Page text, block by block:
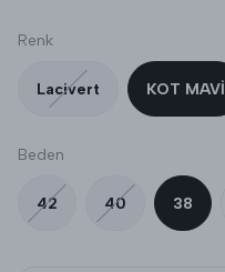
Renk
Lacivert KOT MAVİ
Beden
42 40 38